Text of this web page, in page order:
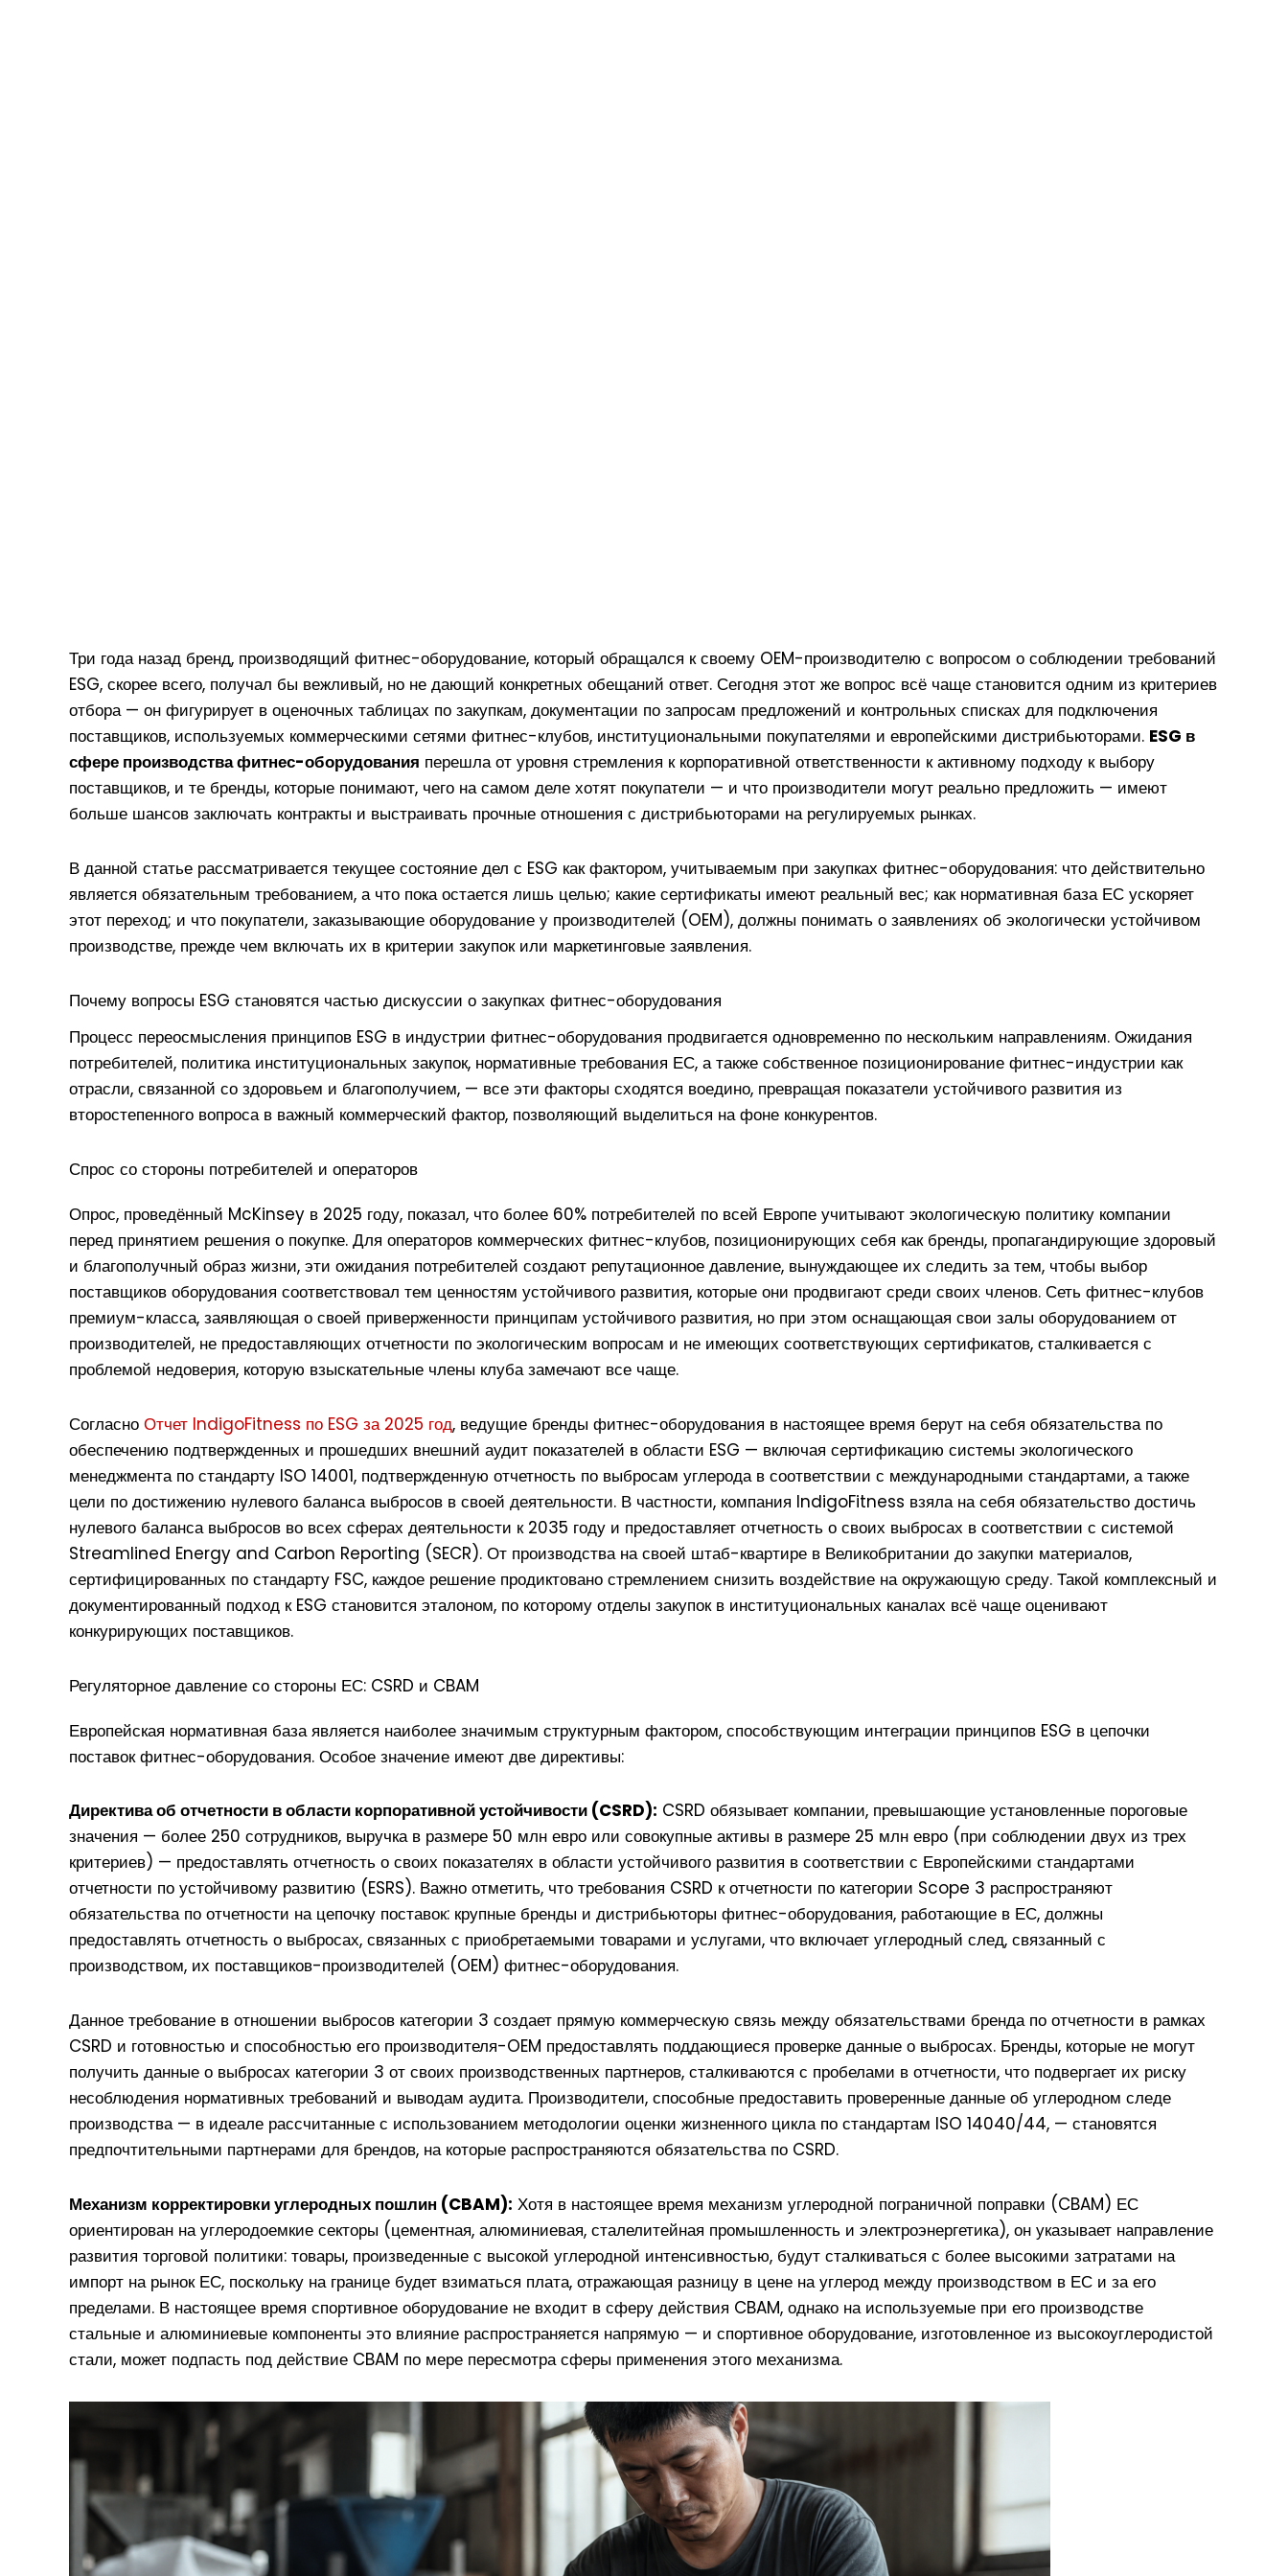
Три года назад бренд, производящий фитнес-оборудование, который обращался к своему OEM-производителю с вопросом о соблюдении требований
ESG, скорее всего, получал бы вежливый, но не дающий конкретных обещаний ответ. Сегодня этот же вопрос всё чаще становится одним из критериев
отбора — он фигурирует в оценочных таблицах по закупкам, документации по запросам предложений и контрольных списках для подключения
поставщиков, используемых коммерческими сетями фитнес-клубов, институциональными покупателями и европейскими дистрибьюторами. ESG в
сфере производства фитнес-оборудования перешла от уровня стремления к корпоративной ответственности к активному подходу к выбору
поставщиков, и те бренды, которые понимают, чего на самом деле хотят покупатели — и что производители могут реально предложить — имеют
больше шансов заключать контракты и выстраивать прочные отношения с дистрибьюторами на регулируемых рынках.
В данной статье рассматривается текущее состояние дел с ESG как фактором, учитываемым при закупках фитнес-оборудования: что действительно
является обязательным требованием, а что пока остается лишь целью; какие сертификаты имеют реальный вес; как нормативная база ЕС ускоряет
этот переход; и что покупатели, заказывающие оборудование у производителей (OEM), должны понимать о заявлениях об экологически устойчивом
производстве, прежде чем включать их в критерии закупок или маркетинговые заявления.
Почему вопросы ESG становятся частью дискуссии о закупках фитнес-оборудования
Процесс переосмысления принципов ESG в индустрии фитнес-оборудования продвигается одновременно по нескольким направлениям. Ожидания
потребителей, политика институциональных закупок, нормативные требования ЕС, а также собственное позиционирование фитнес-индустрии как
отрасли, связанной со здоровьем и благополучием, — все эти факторы сходятся воедино, превращая показатели устойчивого развития из
второстепенного вопроса в важный коммерческий фактор, позволяющий выделиться на фоне конкурентов.
Спрос со стороны потребителей и операторов
Опрос, проведённый McKinsey в 2025 году, показал, что более 60% потребителей по всей Европе учитывают экологическую политику компании
перед принятием решения о покупке. Для операторов коммерческих фитнес-клубов, позиционирующих себя как бренды, пропагандирующие здоровый
и благополучный образ жизни, эти ожидания потребителей создают репутационное давление, вынуждающее их следить за тем, чтобы выбор
поставщиков оборудования соответствовал тем ценностям устойчивого развития, которые они продвигают среди своих членов. Сеть фитнес-клубов
премиум-класса, заявляющая о своей приверженности принципам устойчивого развития, но при этом оснащающая свои залы оборудованием от
производителей, не предоставляющих отчетности по экологическим вопросам и не имеющих соответствующих сертификатов, сталкивается с
проблемой недоверия, которую взыскательные члены клуба замечают все чаще.
Согласно Отчет IndigoFitness по ESG за 2025 год, ведущие бренды фитнес-оборудования в настоящее время берут на себя обязательства по
обеспечению подтвержденных и прошедших внешний аудит показателей в области ESG — включая сертификацию системы экологического
менеджмента по стандарту ISO 14001, подтвержденную отчетность по выбросам углерода в соответствии с международными стандартами, а также
цели по достижению нулевого баланса выбросов в своей деятельности. В частности, компания IndigoFitness взяла на себя обязательство достичь
нулевого баланса выбросов во всех сферах деятельности к 2035 году и предоставляет отчетность о своих выбросах в соответствии с системой
Streamlined Energy and Carbon Reporting (SECR). От производства на своей штаб-квартире в Великобритании до закупки материалов,
сертифицированных по стандарту FSC, каждое решение продиктовано стремлением снизить воздействие на окружающую среду. Такой комплексный и
документированный подход к ESG становится эталоном, по которому отделы закупок в институциональных каналах всё чаще оценивают
конкурирующих поставщиков.
Регуляторное давление со стороны ЕС: CSRD и CBAM
Европейская нормативная база является наиболее значимым структурным фактором, способствующим интеграции принципов ESG в цепочки
поставок фитнес-оборудования. Особое значение имеют две директивы:
Директива об отчетности в области корпоративной устойчивости (CSRD): CSRD обязывает компании, превышающие установленные пороговые
значения — более 250 сотрудников, выручка в размере 50 млн евро или совокупные активы в размере 25 млн евро (при соблюдении двух из трех
критериев) — предоставлять отчетность о своих показателях в области устойчивого развития в соответствии с Европейскими стандартами
отчетности по устойчивому развитию (ESRS). Важно отметить, что требования CSRD к отчетности по категории Scope 3 распространяют
обязательства по отчетности на цепочку поставок: крупные бренды и дистрибьюторы фитнес-оборудования, работающие в ЕС, должны
предоставлять отчетность о выбросах, связанных с приобретаемыми товарами и услугами, что включает углеродный след, связанный с
производством, их поставщиков-производителей (OEM) фитнес-оборудования.
Данное требование в отношении выбросов категории 3 создает прямую коммерческую связь между обязательствами бренда по отчетности в рамках
CSRD и готовностью и способностью его производителя-OEM предоставлять поддающиеся проверке данные о выбросах. Бренды, которые не могут
получить данные о выбросах категории 3 от своих производственных партнеров, сталкиваются с пробелами в отчетности, что подвергает их риску
несоблюдения нормативных требований и выводам аудита. Производители, способные предоставить проверенные данные об углеродном следе
производства — в идеале рассчитанные с использованием методологии оценки жизненного цикла по стандартам ISO 14040/44, — становятся
предпочтительными партнерами для брендов, на которые распространяются обязательства по CSRD.
Механизм корректировки углеродных пошлин (CBAM): Хотя в настоящее время механизм углеродной пограничной поправки (CBAM) ЕС
ориентирован на углеродоемкие секторы (цементная, алюминиевая, сталелитейная промышленность и электроэнергетика), он указывает направление
развития торговой политики: товары, произведенные с высокой углеродной интенсивностью, будут сталкиваться с более высокими затратами на
импорт на рынок ЕС, поскольку на границе будет взиматься плата, отражающая разницу в цене на углерод между производством в ЕС и за его
пределами. В настоящее время спортивное оборудование не входит в сферу действия CBAM, однако на используемые при его производстве
стальные и алюминиевые компоненты это влияние распространяется напрямую — и спортивное оборудование, изготовленное из высокоуглеродистой
стали, может подпасть под действие CBAM по мере пересмотра сферы применения этого механизма.